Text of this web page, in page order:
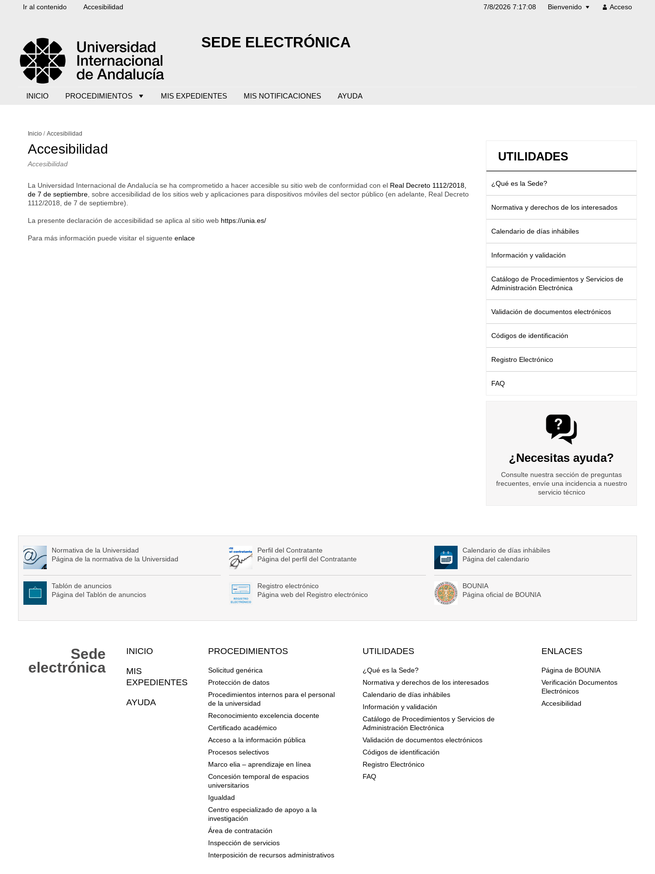
Ir al contenido Accesibilidad 7/8/2026 7:17:08 Bienvenido Acceso
SEDE ELECTRÓNICA
INICIO PROCEDIMIENTOS MIS EXPEDIENTES MIS NOTIFICACIONES AYUDA
Inicio Accesibilidad
Accesibilidad
Accesibilidad
La Universidad Internacional de Andalucía se ha comprometido a hacer accesible su sitio web de conformidad con el Real Decreto 1112/2018,
de 7 de septiembre , sobre accesibilidad de los sitios web y aplicaciones para dispositivos móviles del sector público (en adelante, Real Decreto
1112/2018, de 7 de septiembre).
La presente declaración de accesibilidad se aplica al sitio web https://unia.es/
Para más información puede visitar el siguenteenlace
UTILIDADES
¿Qué es la Sede?
Normativa y derechos de los interesados
Calendario de días inhábiles
Información y validación
Catálogo de Procedimientos y Servicios de
Administración Electrónica
Validación de documentos electrónicos
Códigos de identificación
Registro Electrónico
FAQ
¿Necesitas ayuda?
Consulte nuestra sección de preguntas
frecuentes, envíe una incidencia a nuestro
servicio técnico
Normativa de la Universidad
Página de la normativa de la Universidad
Perfil del Contratante
Página del perfil del Contratante
Calendario de días inhábiles
Página del calendario
Tablón de anuncios
Página del Tablón de anuncios
Registro electrónico
Página web del Registro electrónico
BOUNIA
Página oficial de BOUNIA
Web
Sede
electrónica
INICIO
MIS
EXPEDIENTES
AYUDA
PROCEDIMIENTOS
Solicitud genérica
Protección de datos
Procedimientos internos para el personal
de la universidad
Reconocimiento excelencia docente
Certificado académico
Acceso a la información pública
Procesos selectivos
Marco elia – aprendizaje en línea
Concesión temporal de espacios
universitarios
Igualdad
Centro especializado de apoyo a la
investigación
Área de contratación
Inspección de servicios
Interposición de recursos administrativos
UTILIDADES
¿Qué es la Sede?
Normativa y derechos de los interesados
Calendario de días inhábiles
Información y validación
Catálogo de Procedimientos y Servicios de
Administración Electrónica
Validación de documentos electrónicos
Códigos de identificación
Registro Electrónico
FAQ
ENLACES
Página de BOUNIA
Verificación Documentos
Electrónicos
Accesibilidad